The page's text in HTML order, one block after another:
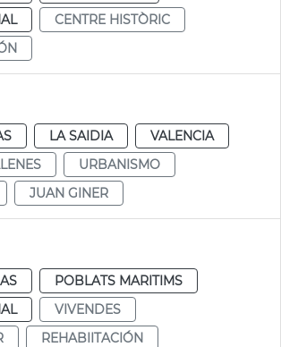
CENTRE HISTÒRIC
LA SAIDIA
VALENCIA
URBANISMO
JUAN GINER
POBLATS MARITIMS
VIVENDES
REHABIITACIÓN